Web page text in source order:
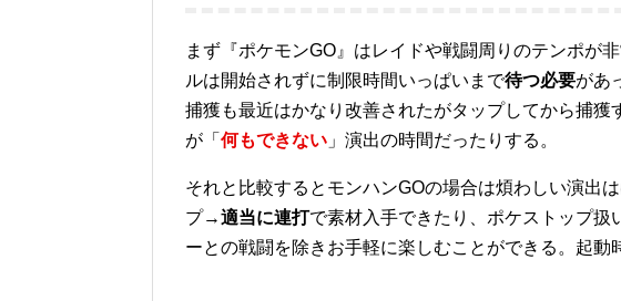
まず『ポケモンGO』はレイドや戦闘周りのテンポが
ルは開始されずに制限時間いっぱいまで待つ必要があ
捕獲も最近はかなり改善されたがタップしてから捕
が「 何もできない 」演出の時間だったりする。
それと比較するとモンハンGOの場合は煩わしい演出
プ→適当に連打で素材入手できたり、ポケストップ扱
ーとの戦闘を除きお手軽に楽しむことができる。起動